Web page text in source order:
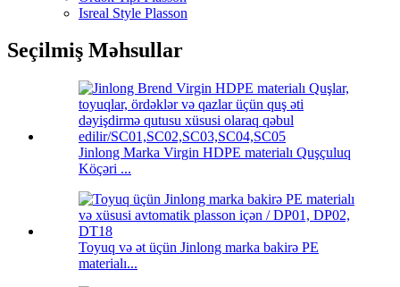
Isreal Style Plasson
Seçilmiş Məhsullar
Jinlong Marka Virgin HDPE materialı Quşçuluq
Köçəri ...
Toyuq və ət üçün Jinlong marka bakirə PE
materialı...